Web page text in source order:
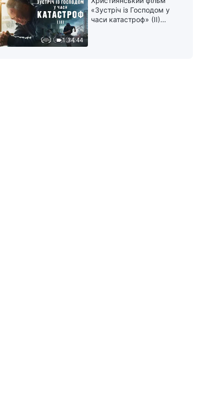
1:34:44
«Зустріч із Господом у
часи катастроф» (II)